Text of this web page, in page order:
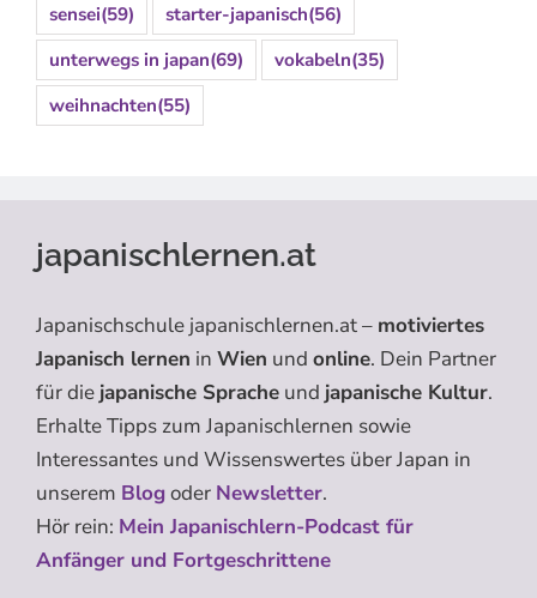
sensei(59) starter-japanisch(56)
unterwegs in japan(69) vokabeln(35)
weihnachten(55)
japanischlernen.at
Japanischschule japanischlernen.at – motiviertes
Japanisch lernen in Wien und online. Dein Partner
für die japanische Sprache und japanische Kultur.
Erhalte Tipps zum Japanischlernen sowie
Interessantes und Wissenswertes über Japan in
unserem Blogoder Newsletter.
Hör rein: Mein Japanischlern-Podcast für
Anfänger und Fortgeschrittene